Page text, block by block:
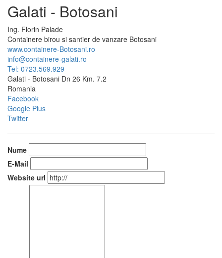
Galati - Botosani
Ing. Florin Palade
Containere birou si santier de vanzare Botosani
www.containere-Botosani.ro
info@containere-galati.ro
Tel: 0723.569.929
Galati - Botosani Dn 26 Km. 7.2
Romania
Facebook
Google Plus
Twitter
Nume
E-Mail
Website url